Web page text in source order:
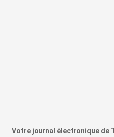
Votre journal électronique de